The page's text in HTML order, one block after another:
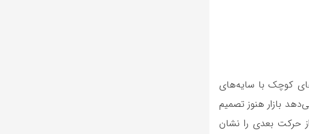
کوچک با سایه‌های
بازار هنوز تصمیم
حرکت بعدی را نشان